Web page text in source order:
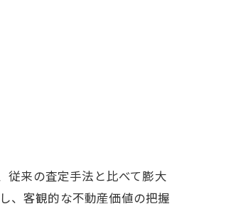
従来の査定手法と比べて膨大
、客観的な不動産価値の把握